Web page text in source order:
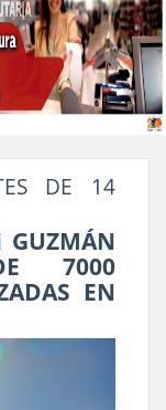
DE 14
GUZMÁN
7000
EN